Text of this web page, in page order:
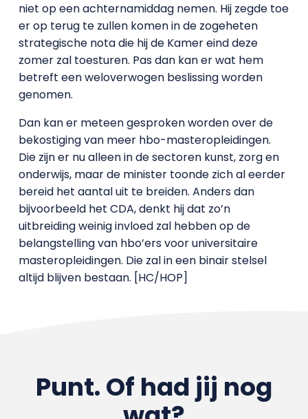
niet op een achternamiddag nemen. Hij zegde toe
er op terug te zullen komen in de zogeheten
strategische nota die hij de Kamer eind deze
zomer zal toesturen. Pas dan kan er wat hem
betreft een weloverwogen beslissing worden
genomen.
Dan kan er meteen gesproken worden over de
bekostiging van meer hbo-masteropleidingen.
Die zijn er nu alleen in de sectoren kunst, zorg en
onderwijs, maar de minister toonde zich al eerder
bereid het aantal uit te breiden. Anders dan
bijvoorbeeld het CDA, denkt hij dat zo’n
uitbreiding weinig invloed zal hebben op de
belangstelling van hbo’ers voor universitaire
masteropleidingen. Die zal in een binair stelsel
altijd blijven bestaan. [HC/HOP]
Punt. Of had jij nog